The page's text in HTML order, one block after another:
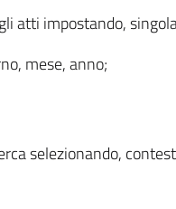
atti impostando,
mese, anno;
selezionando,